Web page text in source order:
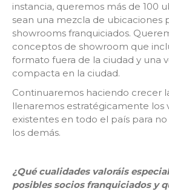
instancia, queremos más de 100
sean una mezcla de ubicaciones
showrooms franquiciados.
conceptos de showroom que
formato fuera de la ciudad y una
compacta en la ciudad.
Continuaremos haciendo crecer
llenaremos estratégicamente los
existentes en todo el país para
los demás.
¿Qué cualidades valoráis
posibles socios franquiciados y